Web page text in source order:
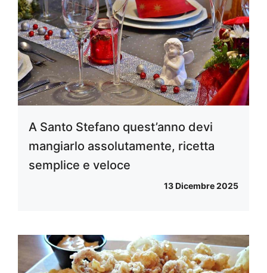
A Santo Stefano quest’anno devi
mangiarlo assolutamente, ricetta
semplice e veloce
13 Dicembre 2025